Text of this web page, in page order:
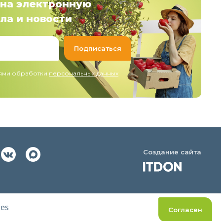
электронную
и новости
обработки персональных данных
Создание сайта
Согласен